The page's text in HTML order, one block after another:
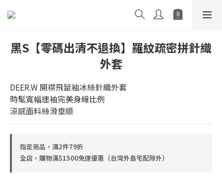
黑S【零碼出清不退換】羅紋疏密拼針織
外套
DEER.W 開襟飛鼠袖冰絲針織外套
時髦寬幅連袖完美身線比例
涼感面料絲滑垂順
指定商品，滿2件79折
全店，購物滿$1500免運優惠（台灣外島宅配除外）